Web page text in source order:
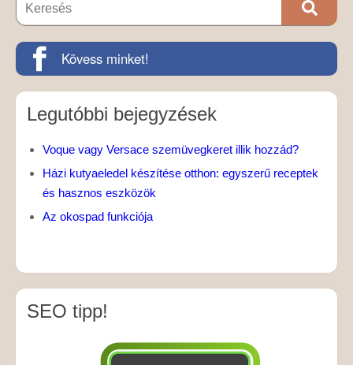
Kövess minket!
Legutóbbi bejegyzések
Voque vagy Versace szemüvegkeret illik hozzád?
Házi kutyaeledel készítése otthon: egyszerű receptek
és hasznos eszközök
Az okospad funkciója
SEO tipp!